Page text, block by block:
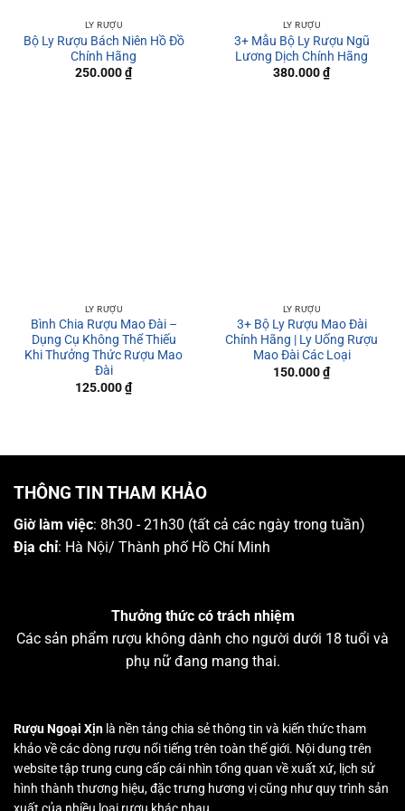
LY RƯỢU
Bộ Ly Rượu Bách Niên Hồ Đồ
Chính Hãng
250.000₫
LY RƯỢU
3+ Mẫu Bộ Ly Rượu Ngũ
Lương Dịch Chính Hãng
380.000₫
LY RƯỢU
Bình Chia Rượu Mao Đài –
Dụng Cụ Không Thể Thiếu
Khi Thưởng Thức Rượu Mao
Đài
125.000₫
LY RƯỢU
3+ Bộ Ly Rượu Mao Đài
Chính Hãng | Ly Uống Rượu
Mao Đài Các Loại
150.000₫
THÔNG TIN THAM KHẢO
Giờ làm việc: 8h30 - 21h30 (tất cả các ngày trong tuần)
Địa chỉ: Hà Nội/ Thành phố Hồ Chí Minh
Thưởng thức có trách nhiệm
Các sản phẩm rượu không dành cho người dưới 18 tuổi và
phụ nữ đang mang thai.
Rượu Ngoại Xịn là nền tảng chia sẻ thông tin và kiến thức tham
khảo về các dòng rượu nổi tiếng trên toàn thế giới. Nội dung trên
website tập trung cung cấp cái nhìn tổng quan về xuất xứ, lịch sử
hình thành thương hiệu, đặc trưng hương vị cũng như quy trình sản
xuất của nhiều loại rượu khác nhau.